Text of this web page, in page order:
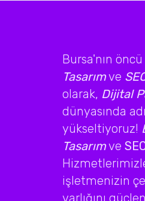
Bursa'nın öncü
Tasarımve
olarak, Dijital
dünyasında
yükseltiyoruz!
Tasarımve
işletmenizin